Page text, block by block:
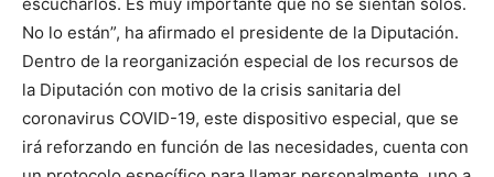
No lo están”, ha afirmado el presidente de la Diputación.
Dentro de la reorganización especial de los recursos de
la Diputación con motivo de la crisis sanitaria del
coronavirus COVID-19, este dispositivo especial, que se
irá reforzando en función de las necesidades, cuenta con